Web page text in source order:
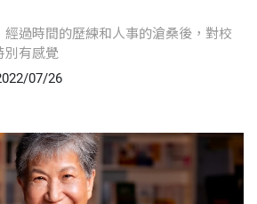
經過時間的歷練和人事的滄桑後，對校
別有感覺
07/26